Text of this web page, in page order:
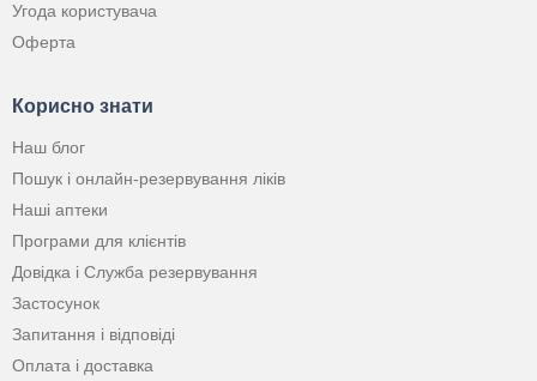
Угода користувача
Оферта
Корисно знати
Наш блог
Пошук і онлайн-резервування ліків
Наші аптеки
Програми для клієнтів
Довідка і Служба резервування
Застосунок
Запитання і відповіді
Оплата і доставка